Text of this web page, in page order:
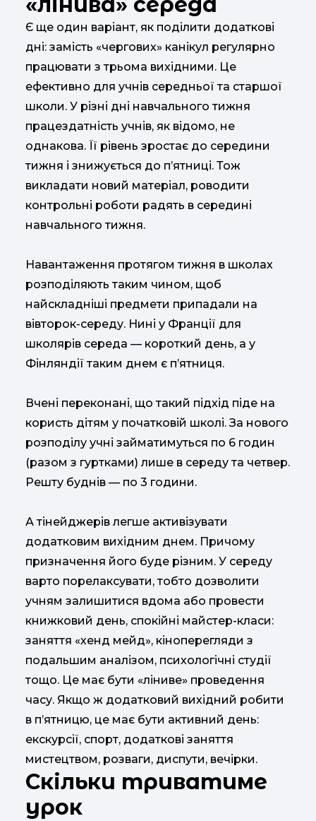
Є ще один варіант, як поділити додаткові
дні: замість «чергових» канікул регулярно
працювати з трьома вихідними. Це
ефективно для учнів середньої та старшої
школи. У різні дні навчального тижня
працездатність учнів, як відомо, не
однакова. Її рівень зростає до середини
тижня і знижується до п’ятниці. Тож
викладати новий матеріал, роводити
контрольні роботи радять в середині
навчального тижня.
Навантаження протягом тижня в школах
розподіляють таким чином, щоб
найскладніші предмети припадали на
вівторок-середу. Нині у Франції для
школярів середа — короткий день, а у
Фінляндії таким днем є п’ятниця.
Вчені переконані, що такий підхід піде на
користь дітям у початковій школі. За нового
розподілу учні займатимуться по 6 годин
(разом з гуртками) лише в середу та четвер.
Решту буднів — по 3 години.
А тінейджерів легше активізувати
додатковим вихідним днем. Причому
призначення його буде різним. У середу
варто порелаксувати, тобто дозволити
учням залишитися вдома або провести
книжковий день, спокійні майстер-класи:
заняття «хенд мейд», кіноперегляди з
подальшим аналізом, психологічні студії
тощо. Це має бути «ліниве» проведення
часу. Якщо ж додатковий вихідний робити
в п’ятницю, це має бути активний день:
екскурсії, спорт, додаткові заняття
мистецтвом, розваги, диспути, вечірки.
Скільки триватиме
урок